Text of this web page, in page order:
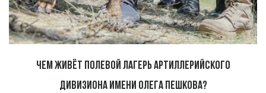
Чем живёт полевой лагерь артиллерийского
дивизиона имени Олега Пешкова?